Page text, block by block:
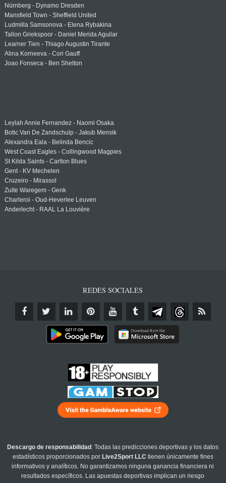
Nürnberg - Dynamo Dresden
Mansfield Town - Sheffield United
Ludmilla Samsonova - Elena Rybakina
Tallon Griekspoor - Daniel Merida Aguilar
Learner Tien - Thiago Augustin Tirante
Alina Korneeva - Cori Gauff
Joao Fonseca - Ben Shelton
Leylah Annie Fernandez - Naomi Osaka
Botic Van De Zandschulp - Jakub Mensik
Alexandra Eala - Belinda Bencic
West Coast Eagles - Collingwood Magpies
St Kilda Saints - Carlton Blues
Gent - KV Mechelen
Cruzeiro - Mirassol
Zulte Waregem - Genk
Charleroi - Oud-Heverlee Leuven
Anderlecht - RAAL La Louvière
REDES SOCIALES
Descargo de responsabilidad : Todas las predicciones deportivas y los datos
estadísticos proporcionados por Live2Sport LLC tienen únicamente fines
informativos y analíticos. No garantizamos ninguna ganancia financiera ni
resultados específicos. Las apuestas deportivas implican un riesgo